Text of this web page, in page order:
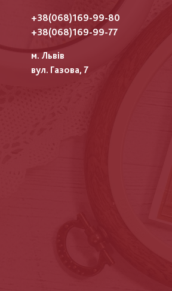
+38(068)169-99-80
+38(068)169-99-77
м. Львів
вул. Газова, 7